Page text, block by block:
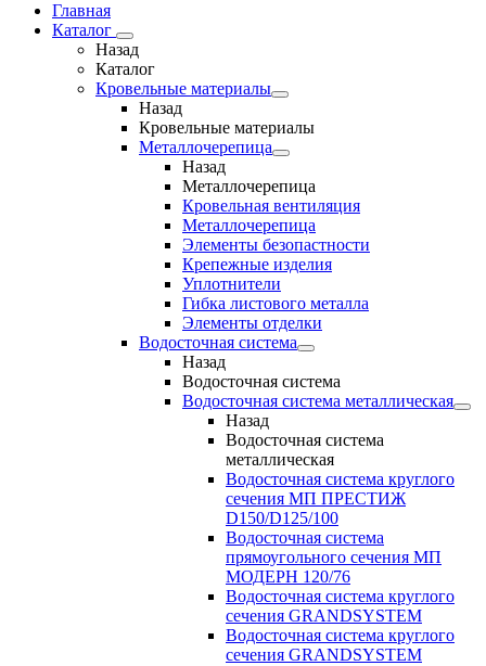
Главная
Каталог
Назад
Каталог
Кровельные материалы
Назад
Кровельные материалы
Металлочерепица
Назад
Металлочерепица
Кровельная вентиляция
Металлочерепица
Элементы безопастности
Крепежные изделия
Уплотнители
Гибка листового металла
Элементы отделки
Водосточная система
Назад
Водосточная система
Водосточная система металлическая
Назад
Водосточная система
металлическая
Водосточная система круглого
сечения МП ПРЕСТИЖ
D150/D125/100
Водосточная система
прямоугольного сечения МП
МОДЕРН 120/76
Водосточная система круглого
сечения GRANDSYSTEM
Водосточная система круглого
сечения GRANDSYSTEM